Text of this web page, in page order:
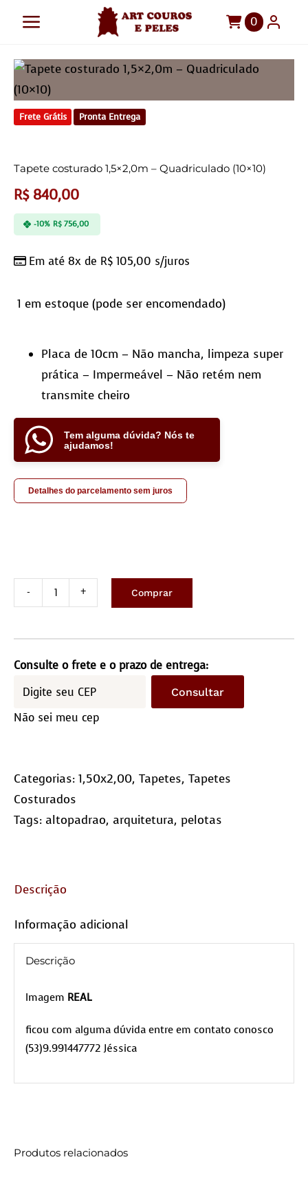
para
conteúdo
Toggle
Navigation
Tapetes
Pelegos
Sob Medida!
0
Frete Grátis Pronta Entrega
Tapete costurado 1,5×2,0m – Quadriculado (10×10)
R$840,00
Em até 8x de R$ 105,00 s/juros
-10% R$756,00
1 em estoque (pode ser encomendado)
Placa de 10cm – Não mancha, limpeza super
prática – Impermeável – Não retém nem
transmite cheiro
Tem alguma dúvida? Nós te
ajudamos!
Detalhes do parcelamento sem juros
1,5×2,0m
–
Quadriculado
quantidade
Comprar
Consulte o frete e o prazo de entrega:
Consultar
Não sei meu cep
Categorias: 1,50x2,00, Tapetes, Tapetes
Costurados
Tags: altopadrao, arquitetura, pelotas
Descrição
Informação adicional
Descrição
Imagem REAL
ficou com alguma dúvida entre em contato conosco
(53)9.991447772 Jéssica
Produtos relacionados